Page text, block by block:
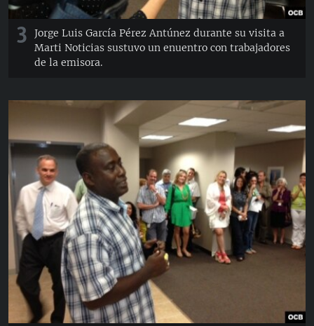
3
Jorge Luis García Pérez Antúnez durante su visita a
Marti Noticias sustuvo un enuentro con trabajadores
de la emisora.